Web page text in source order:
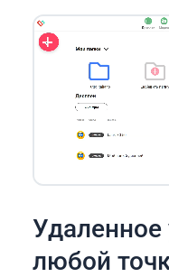
Удаленное
любой